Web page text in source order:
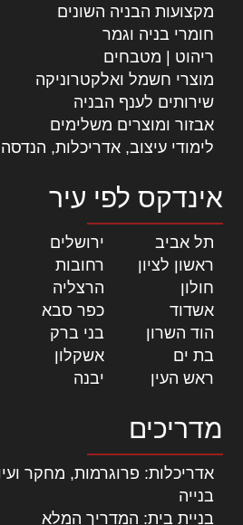
מקצועות הבניה השונים
חומרי בניה וגמר
ריהוט | מטבחים
מוצרי חשמל ואלקטרוניקה
שירותים לענף הבניה
אבזור ומוצרים משלימים
לימודי עיצוב, אדריכלות, הנדסה
אינדקס לפי עיר
תל אביב ירושלים
ראשון לציון
רחובות
חולון
הרצליה
אשדוד
כפר סבא
הוד השרון
בני ברק
בת ים
אשקלון
ראש העין
יבנה
מדריכים
אדריכלות: פרוגרמות, מחקר
בנייה
בניית בית: המדריך המלא